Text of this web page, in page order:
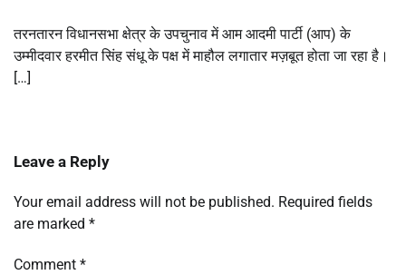
तरनतारन विधानसभा क्षेत्र के उपचुनाव में आम आदमी पार्टी (आप) के
उम्मीदवार हरमीत सिंह संधू के पक्ष में माहौल लगातार मज़बूत होता जा रहा है।
[…]
Leave a Reply
Your email address will not be published. Required fields
are marked *
Comment *